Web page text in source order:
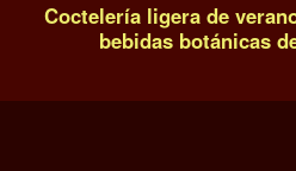
Coctelería ligera de
bebidas botánicas